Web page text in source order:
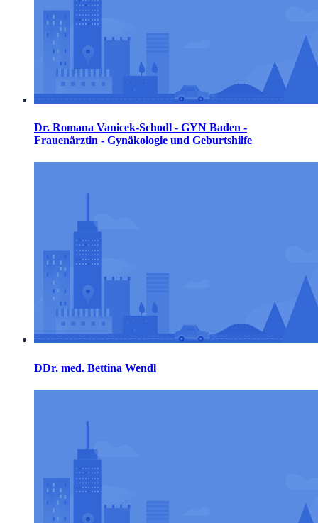
Dr. Romana Vanicek-Schodl - GYN Baden -
Frauenärztin - Gynäkologie und Geburtshilfe
DDr. med. Bettina Wendl